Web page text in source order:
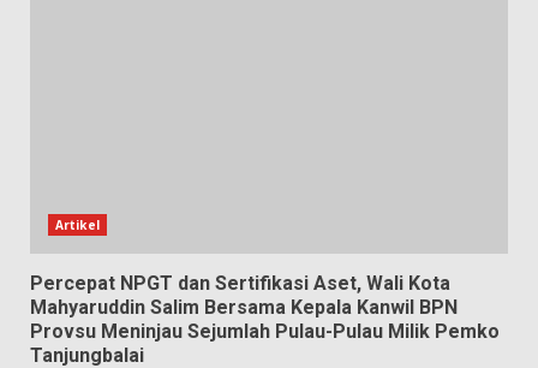
Artikel
Percepat NPGT dan Sertifikasi Aset, Wali Kota
Mahyaruddin Salim Bersama Kepala Kanwil BPN
Provsu Meninjau Sejumlah Pulau-Pulau Milik Pemko
Tanjungbalai